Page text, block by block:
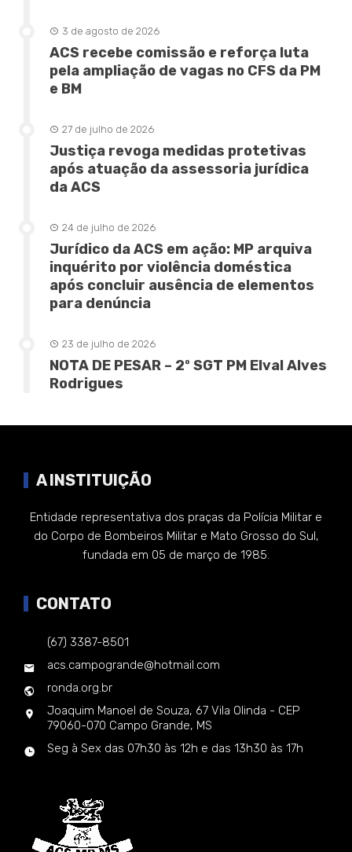
3 de agosto de 2026
ACS recebe comissão e reforça luta
pela ampliação de vagas no CFS da PM
e BM
27 de julho de 2026
Justiça revoga medidas protetivas
após atuação da assessoria jurídica
da ACS
24 de julho de 2026
Jurídico da ACS em ação: MP arquiva
inquérito por violência doméstica
após concluir ausência de elementos
para denúncia
23 de julho de 2026
NOTA DE PESAR – 2º SGT PM Elval Alves
Rodrigues
A INSTITUIÇÃO
Entidade representativa dos praças da Polícia Militar e
do Corpo de Bombeiros Militar e Mato Grosso do Sul,
fundada em 05 de março de 1985.
CONTATO
(67) 3387-8501
acs.campogrande@hotmail.com
ronda.org.br
Joaquim Manoel de Souza, 67 Vila Olinda - CEP
79060-070 Campo Grande, MS
Seg à Sex das 07h30 às 12h e das 13h30 às 17h